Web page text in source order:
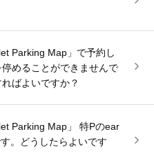
Parking Map」で予約し
めることができませんで
ばよいですか？
Parking Map」 特Pのear
。どうしたらよいです